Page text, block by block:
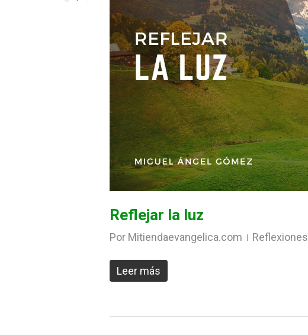
Reflejar la luz
Por Mitiendaevangelica.com Reflexiones
Leer más